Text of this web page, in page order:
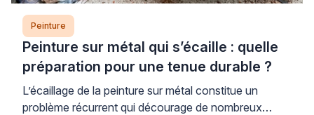
Peinture
Peinture sur métal qui s’écaille : quelle
préparation pour une tenue durable ?
L’écaillage de la peinture sur métal constitue un
problème récurrent qui décourage de nombreux